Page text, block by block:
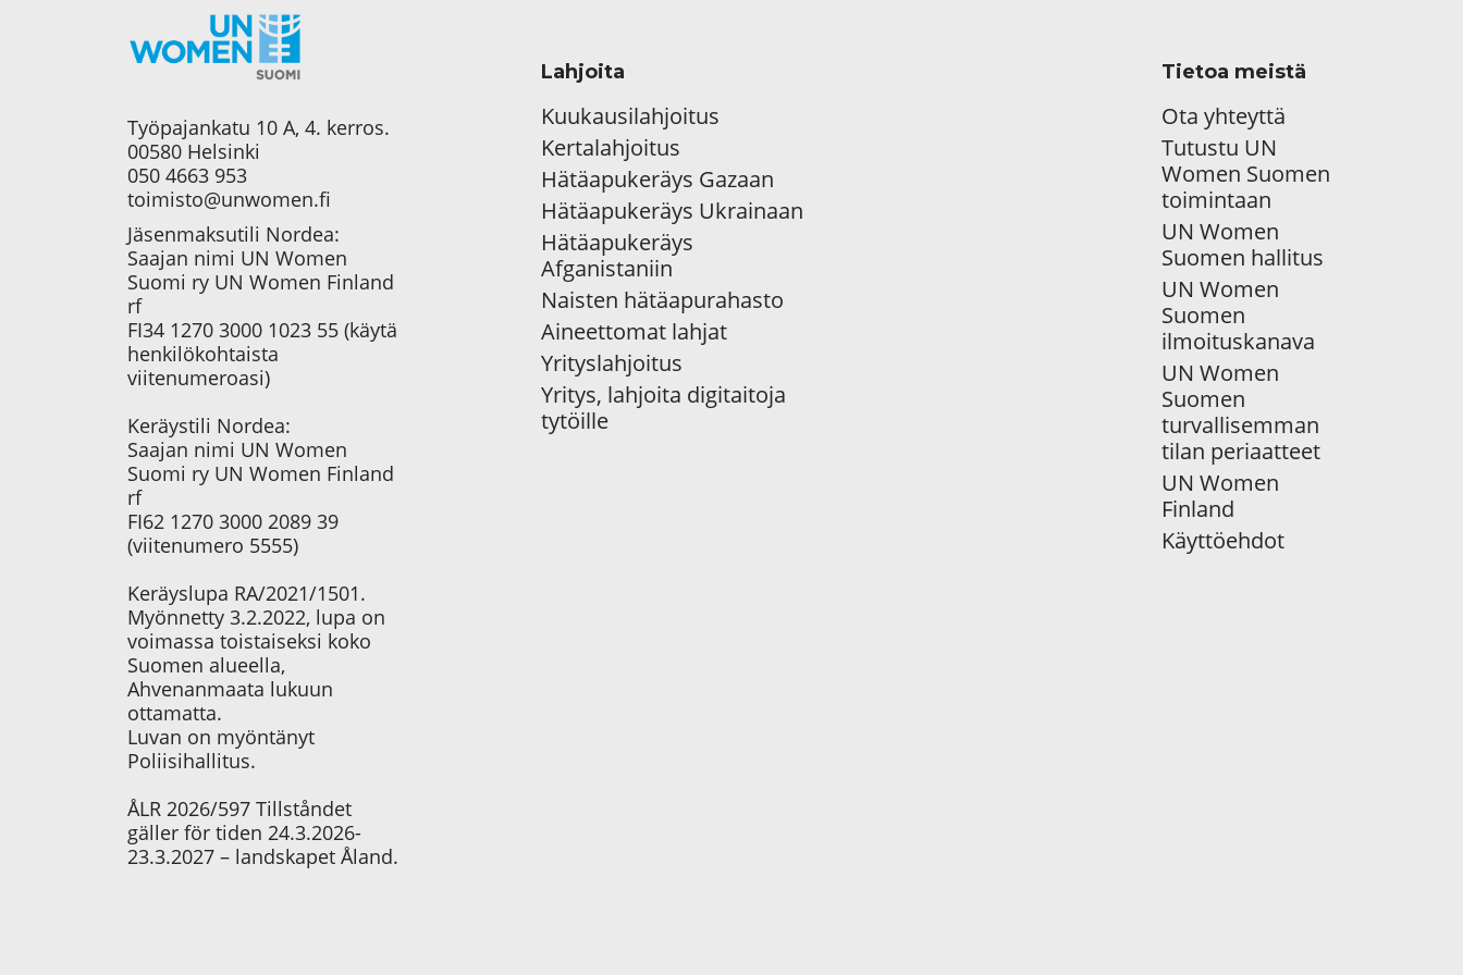
Työpajankatu 10 A, 4. kerros.
00580 Helsinki
050 4663 953
toimisto@unwomen.fi
Jäsenmaksutili Nordea:
Saajan nimi UN Women
Suomi ry UN Women Finland
rf
FI34 1270 3000 1023 55 (käytä
henkilökohtaista
viitenumeroasi)
Keräystili Nordea:
Saajan nimi UN Women
Suomi ry UN Women Finland
rf
FI62 1270 3000 2089 39
(viitenumero 5555)
Keräyslupa RA/2021/1501.
Myönnetty 3.2.2022, lupa on
voimassa toistaiseksi koko
Suomen alueella,
Ahvenanmaata lukuun
ottamatta.
Luvan on myöntänyt
Poliisihallitus.
ÅLR 2026/597 Tillståndet
gäller för tiden 24.3.2026-
23.3.2027 – landskapet Åland.
Lahjoita
Kuukausilahjoitus
Kertalahjoitus
Hätäapukeräys Gazaan
Hätäapukeräys Ukrainaan
Hätäapukeräys
Afganistaniin
Naisten hätäapurahasto
Aineettomat lahjat
Yrityslahjoitus
Yritys, lahjoita digitaitoja
tytöille
Tietoa meistä
Ota yhteyttä
Tutustu UN
Women Suomen
toimintaan
UN Women
Suomen hallitus
UN Women
Suomen
ilmoituskanava
UN Women
Suomen
turvallisemman
tilan periaatteet
UN Women
Finland
Käyttöehdot